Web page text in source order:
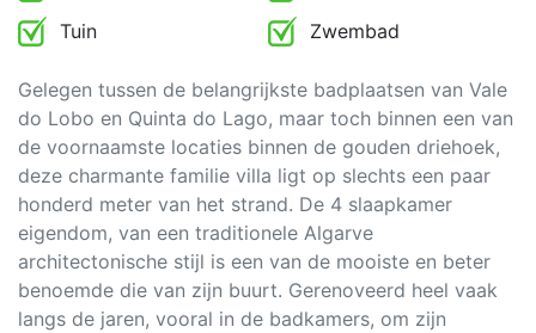
Tuin
Zwembad
Gelegen tussen de belangrijkste badplaatsen van Vale
do Lobo en Quinta do Lago, maar toch binnen een van
de voornaamste locaties binnen de gouden driehoek,
deze charmante familie villa ligt op slechts een paar
honderd meter van het strand. De 4 slaapkamer
eigendom, van een traditionele Algarve
architectonische stijl is een van de mooiste en beter
benoemde die van zijn buurt. Gerenoveerd heel vaak
langs de jaren, vooral in de badkamers, om zijn